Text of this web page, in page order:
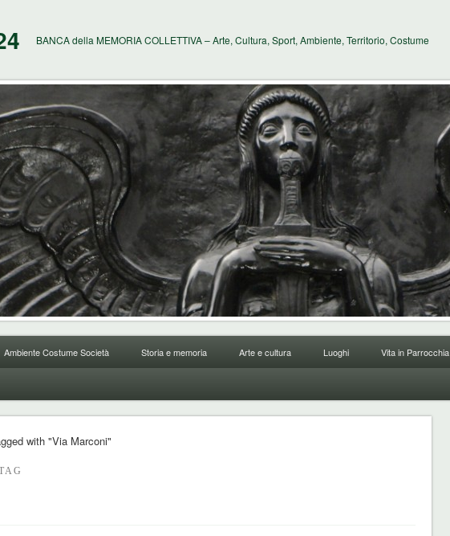
BANCA della MEMORIA COLLETTIVA – Arte, Cultura, Sport, Ambiente, Territorio, Costume
Ambiente Costume Società Storia e memoria Arte e cultura Luoghi Vita in Parrocchia
with "Via Marconi"